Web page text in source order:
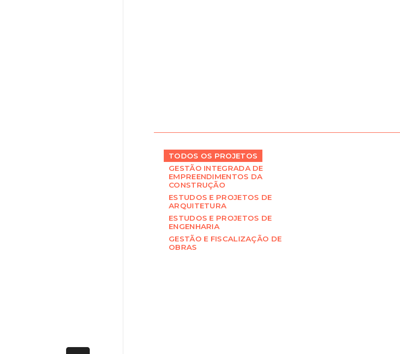
TODOS OS PROJETOS
GESTÃO INTEGRADA DE
EMPREENDIMENTOS DA
CONSTRUÇÃO
ESTUDOS E PROJETOS DE
ARQUITETURA
ESTUDOS E PROJETOS DE
ENGENHARIA
GESTÃO E FISCALIZAÇÃO DE
OBRAS